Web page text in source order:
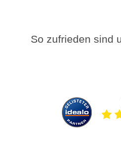
So zufrieden sind